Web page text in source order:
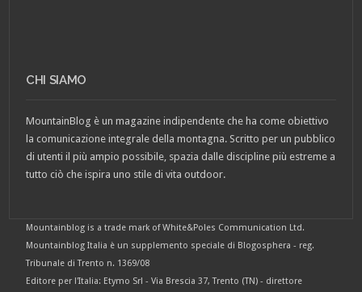
CHI SIAMO
MountainBlog è un magazine indipendente che ha come obiettivo
la comunicazione integrale della montagna. Scritto per un pubblico
di utenti il più ampio possibile, spazia dalle discipline più estreme a
tutto ciò che ispira uno stile di vita outdoor.
Mountainblog is a trade mark of White&Poles Communication Ltd.
Mountainblog Italia è un supplemento speciale di Blogosphera - reg.
Tribunale di Trento n. 1369/08
Editore per l'Italia: Etymo Srl - Via Brescia 37, Trento (TN) - direttore